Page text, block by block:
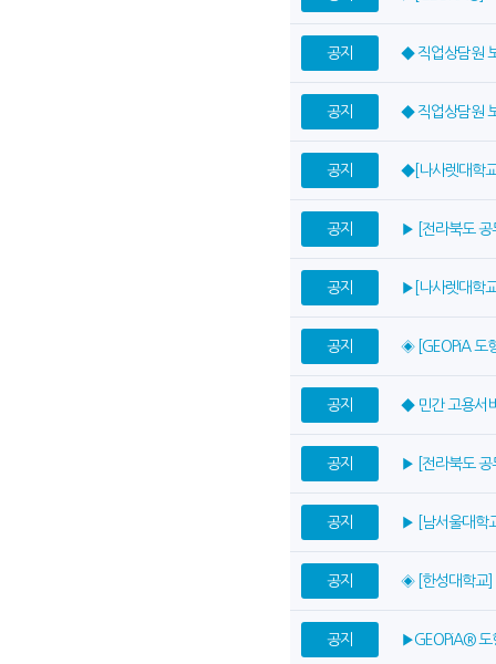
공지 ◆ 직업상담원
공지 ◆ 직업상담원
공지 ◆[나사렛대학
공지 ▶ [전라북도 공
공지 ▶[나사렛대학
공지 ◈ [GEOPiA 도
공지 ◆ 민간 고용서
공지 ▶ [전라북도 공
공지 ▶ [남서울대학
공지 ◈ [한성대학교]
공지 ▶GEOPiA® 도